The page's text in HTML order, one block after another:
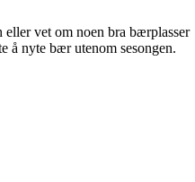
vet om noen bra bærplasser
å nyte bær utenom sesongen.